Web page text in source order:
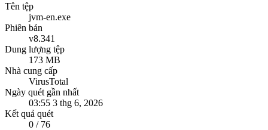
Tên tệp
jvm-en.exe
Phiên bản
v8.341
Dung lượng tệp
173 MB
Nhà cung cấp
VirusTotal
Ngày quét gần nhất
03:55 3 thg 6, 2026
Kết quả quét
0 / 76